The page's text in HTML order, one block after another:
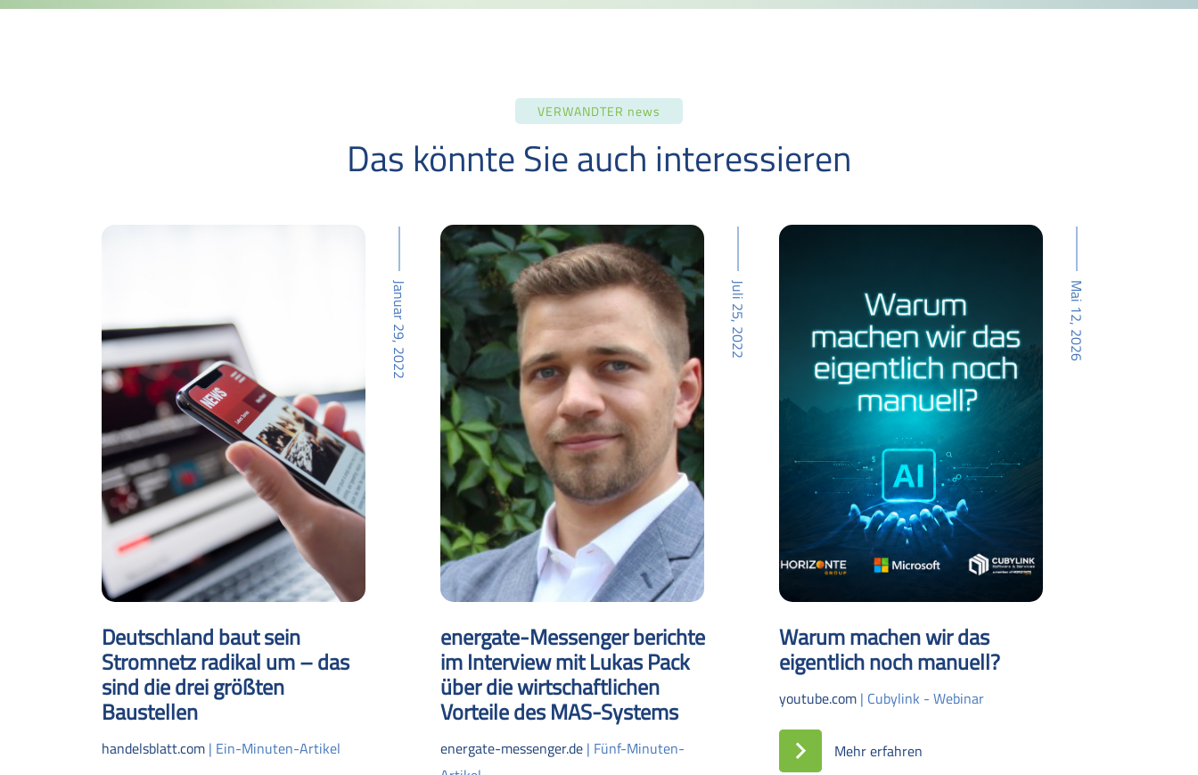
VERWANDTER news
Das könnte Sie auch interessieren
Januar 29, 2022
Deutschland baut sein
Stromnetz radikal um – das
sind die drei größten
Baustellen
handelsblatt.com | Ein-Minuten-Artikel
Juli 25, 2022
energate-Messenger berichte
im Interview mit Lukas Pack
über die wirtschaftlichen
Vorteile des MAS-Systems
energate-messenger.de | Fünf-Minuten-
Mai 12, 2026
Warum machen wir das
eigentlich noch manuell?
youtube.com | Cubylink - Webinar
Mehr erfahren